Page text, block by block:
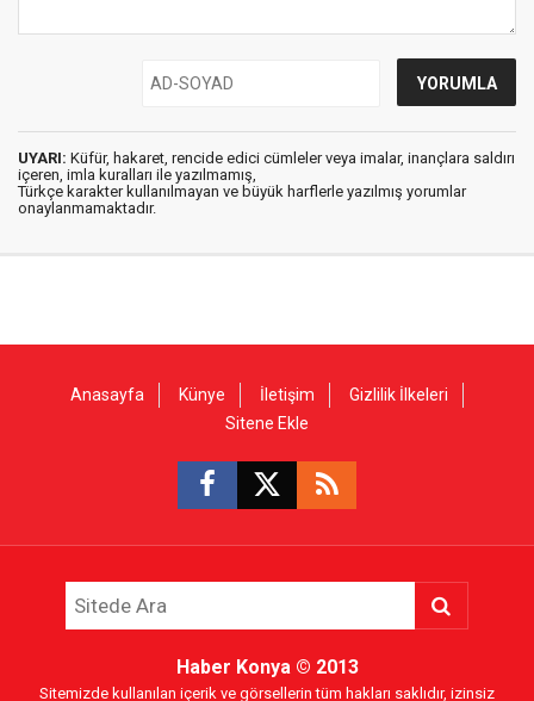
UYARI: Küfür, hakaret, rencide edici cümleler veya imalar, inançlara saldırı
içeren, imla kuralları ile yazılmamış,
Türkçe karakter kullanılmayan ve büyük harflerle yazılmış yorumlar
onaylanmamaktadır.
Anasayfa Künye İletişim
Gizlilik İlkeleri
Sitene Ekle
Haber Konya© 2013
Sitemizde kullanılan içerik ve görsellerin tüm hakları saklıdır, izinsiz